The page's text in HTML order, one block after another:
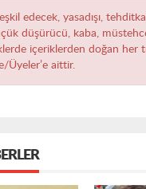
edecek, yasadışı,
düşürücü, kaba,
içeriklerden doğan her
Üyeler’e aittir.